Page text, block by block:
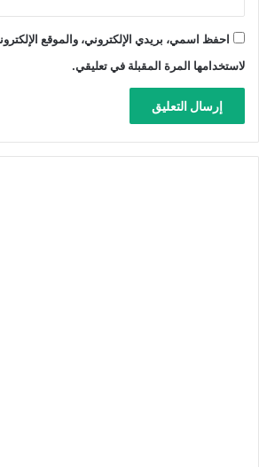
احفظ اسمي، بريدي الإلكتروني، والموقع
لاستخدامها المرة المقبلة في تعليقي.